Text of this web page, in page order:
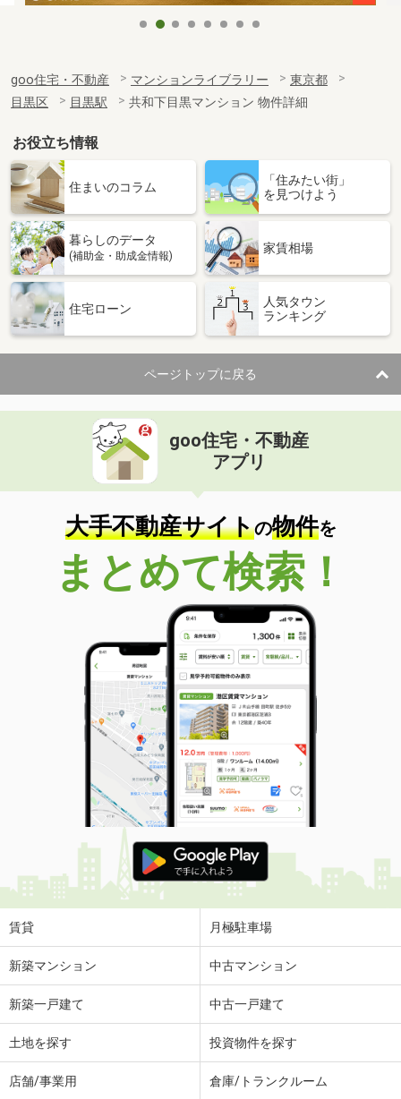
goo住宅・不動産 マンションライブラリー
東京都
目黒区
目黒駅 共和下目黒マンション 物件詳細
お役立ち情報
住まいのコラム
「住みたい街」
を見つけよう
暮らしのデータ
(補助金・助成金情報)
家賃相場
住宅ローン
人気タウン
ランキング
ページトップに戻る
goo住宅・不動産
アプリ
大手不動産サイトの物件を
まとめて検索！
賃貸 月極駐車場
新築マンション 中古マンション
新築一戸建て 中古一戸建て
土地を探す 投資物件を探す
店舗/事業用 倉庫/トランクルーム